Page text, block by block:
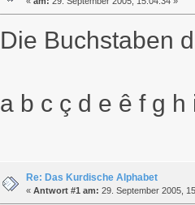
Die Buchstaben
a b c ç d e ê f g
Re: Das Kurdische Alphabet
« Antwort #1 am: 29. September 2005,